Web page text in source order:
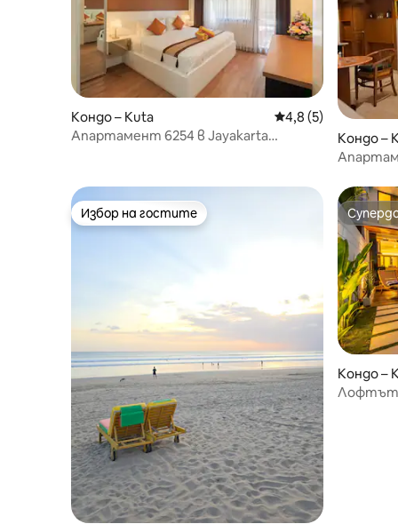
Кондо – Kuta Средна оценка:
4,8 (5)
Апартамент 6254 в Jayakarta
Кондо –
Избор на гостите
Избор на гостите
Кондо –
ra
Лофтът